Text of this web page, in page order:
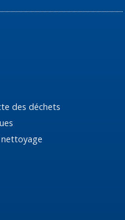
des déchets
nettoyage